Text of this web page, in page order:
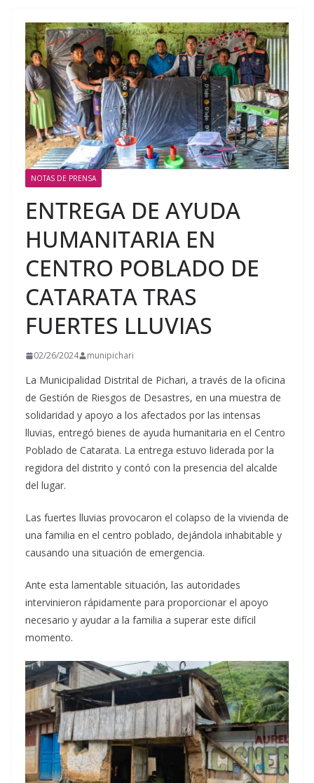
NOTAS DE PRENSA
ENTREGA DE AYUDA
HUMANITARIA EN
CENTRO POBLADO DE
CATARATA TRAS
FUERTES LLUVIAS
02/26/2024 munipichari
La Municipalidad Distrital de Pichari, a través de la oficina
de Gestión de Riesgos de Desastres, en una muestra de
solidaridad y apoyo a los afectados por las intensas
lluvias, entregó bienes de ayuda humanitaria en el Centro
Poblado de Catarata. La entrega estuvo liderada por la
regidora del distrito y contó con la presencia del alcalde
del lugar.
Las fuertes lluvias provocaron el colapso de la vivienda de
una familia en el centro poblado, dejándola inhabitable y
causando una situación de emergencia.
Ante esta lamentable situación, las autoridades
intervinieron rápidamente para proporcionar el apoyo
necesario y ayudar a la familia a superar este difícil
momento.